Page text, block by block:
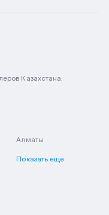
Казахстана.
Алматы
Показать еще